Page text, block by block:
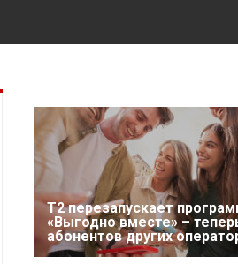
Т2 перезапускает
«Выгодно вместе» –
абонентов других